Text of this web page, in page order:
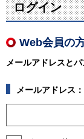
ログイン
Web会員の
メールアドレスと
メールアドレス：